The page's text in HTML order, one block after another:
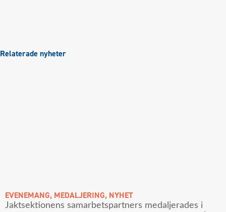
Relaterade nyheter
EVENEMANG, MEDALJERING, NYHET
Jaktsektionens samarbetspartners medaljerades i